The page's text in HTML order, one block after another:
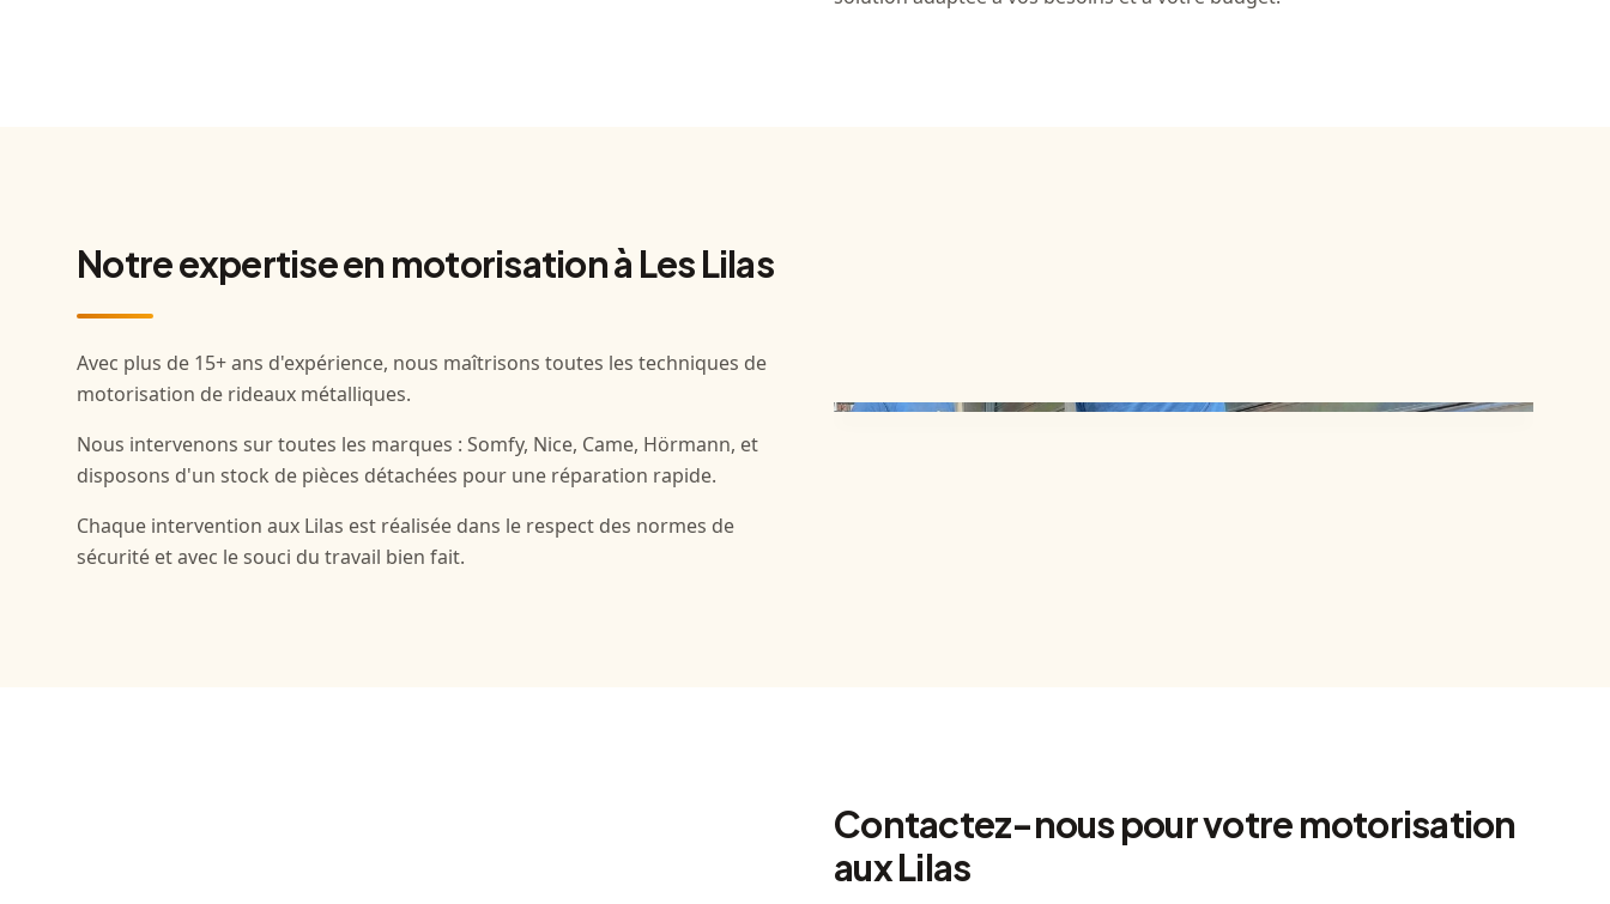
Notre expertise en motorisation à Les Lilas
Avec plus de 15+ ans d'expérience, nous maîtrisons toutes les techniques de
motorisation de rideaux métalliques.
Nous intervenons sur toutes les marques : Somfy, Nice, Came, Hörmann, et
disposons d'un stock de pièces détachées pour une réparation rapide.
Chaque intervention aux Lilas est réalisée dans le respect des normes de
sécurité et avec le souci du travail bien fait.
Contactez-nous pour votre motorisation
aux Lilas